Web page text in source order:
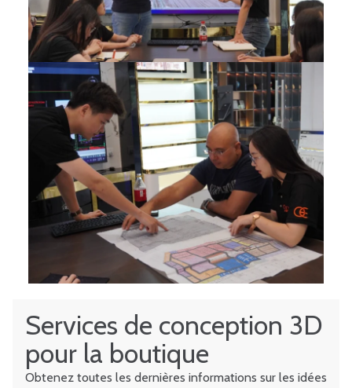
Services de conception 3D
pour la boutique
Obtenez toutes les dernières informations sur les idées